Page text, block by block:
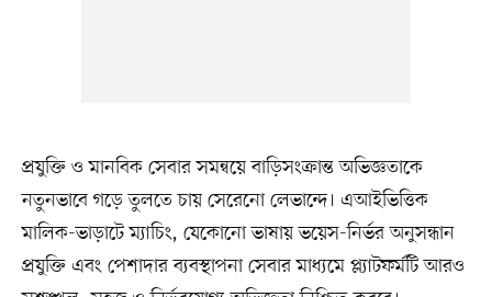
প্রযুক্তি ও মানবিক সেবার সমন্বয়ে বাড়িসংক্রান্ত অভিজ্ঞতাকে
নতুনভাবে গড়ে তুলতে চায় সেরেনো লেভান্দে। এআইভিত্তিক
মালিক-ভাড়াটে ম্যাচিং, যেকোনো ভাষায় ভয়েস-নির্ভর অনুসন্ধান
প্রযুক্তি এবং পেশাদার ব্যবস্থাপনা সেবার মাধ্যমে প্ল্যাটফর্মটি আরও